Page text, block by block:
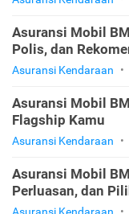
Asuransi Mobil
Polis, dan
Asuransi Kendaraan •
Asuransi Mobil
Flagship Kamu
Asuransi Kendaraan •
Asuransi Mobil
Perluasan, dan
Asuransi Kendaraan •